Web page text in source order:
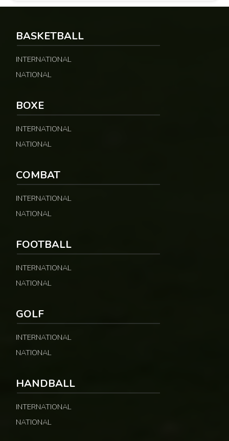
BASKETBALL
INTERNATIONAL
NATIONAL
BOXE
INTERNATIONAL
NATIONAL
COMBAT
INTERNATIONAL
NATIONAL
FOOTBALL
INTERNATIONAL
NATIONAL
GOLF
INTERNATIONAL
NATIONAL
HANDBALL
INTERNATIONAL
NATIONAL